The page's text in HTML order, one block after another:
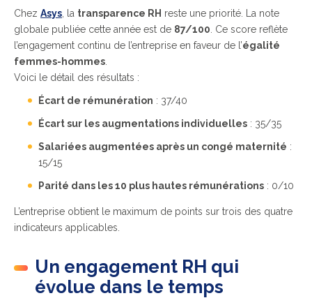
Chez Asys , la transparence RH reste une priorité. La note
globale publiée cette année est de 87/100 . Ce score reflète
l’engagement continu de l’entreprise en faveur de l’égalité
femmes-hommes
Voici le détail des résultats :
Écart de rémunération : 37/40
Écart sur les augmentations individuelles : 35/35
Salariées augmentées après un congé maternité :
15/15
Parité dans les 10 plus hautes rémunérations : 0/10
L’entreprise obtient le maximum de points sur trois des quatre
indicateurs applicables.
Un engagement RH qui
évolue dans le temps